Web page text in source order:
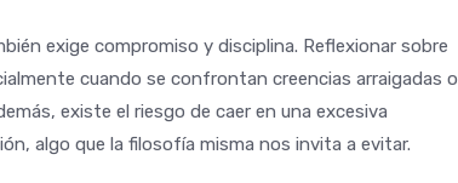
exige compromiso y disciplina. Reflexionar sobre
cuando se confrontan creencias arraigadas o
existe el riesgo de caer en una excesiva
algo que la filosofía misma nos invita a evitar.